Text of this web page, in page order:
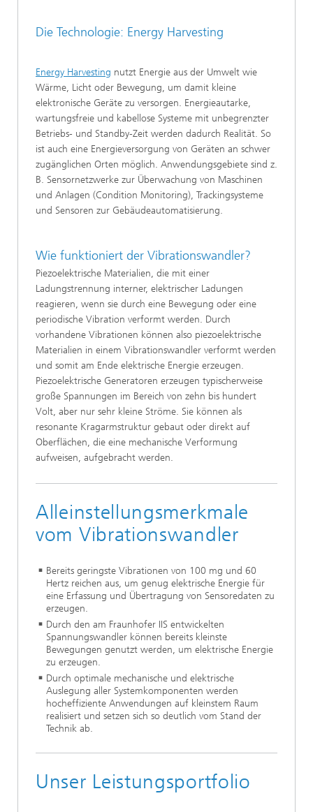
Die Technologie: Energy Harvesting
Energy Harvesting nutzt Energie aus der Umwelt wie
Wärme, Licht oder Bewegung, um damit kleine
elektronische Geräte zu versorgen. Energieautarke,
wartungsfreie und kabellose Systeme mit unbegrenzter
Betriebs- und Standby-Zeit werden dadurch Realität. So
ist auch eine Energieversorgung von Geräten an schwer
zugänglichen Orten möglich. Anwendungsgebiete sind z.
B. Sensornetzwerke zur Überwachung von Maschinen
und Anlagen (Condition Monitoring), Trackingsysteme
und Sensoren zur Gebäudeautomatisierung.
Wie funktioniert der Vibrationswandler?
Piezoelektrische Materialien, die mit einer
Ladungstrennung interner, elektrischer Ladungen
reagieren, wenn sie durch eine Bewegung oder eine
periodische Vibration verformt werden. Durch
vorhandene Vibrationen können also piezoelektrische
Materialien in einem Vibrationswandler verformt werden
und somit am Ende elektrische Energie erzeugen.
Piezoelektrische Generatoren erzeugen typischerweise
große Spannungen im Bereich von zehn bis hundert
Volt, aber nur sehr kleine Ströme. Sie können als
resonante Kragarmstruktur gebaut oder direkt auf
Oberflächen, die eine mechanische Verformung
aufweisen, aufgebracht werden.
Alleinstellungsmerkmale
vom Vibrationswandler
Bereits geringste Vibrationen von 100 mg und 60
Hertz reichen aus, um genug elektrische Energie für
eine Erfassung und Übertragung von Sensoredaten zu
erzeugen.
Durch den am Fraunhofer IIS entwickelten
Spannungswandler können bereits kleinste
Bewegungen genutzt werden, um elektrische Energie
zu erzeugen.
Durch optimale mechanische und elektrische
Auslegung aller Systemkomponenten werden
hocheffiziente Anwendungen auf kleinstem Raum
realisiert und setzen sich so deutlich vom Stand der
Technik ab.
Unser Leistungsportfolio